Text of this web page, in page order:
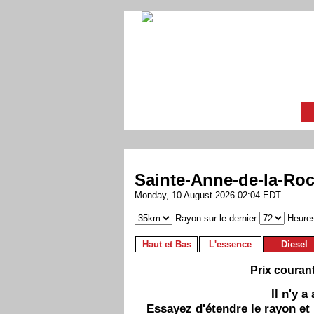
Sainte-Anne-de-la-
Monday, 10 August 2026 02:04 EDT
Rayon sur le dernier
Haut et Bas L'essence Diesel
Prix
Il n'y a
Essayez d'étendre le rayon